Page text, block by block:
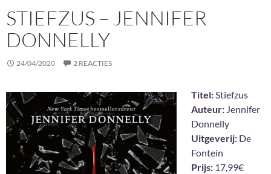
STIEFZUS – JENNIFER
DONNELLY
24/04/2020 2 REACTIES
Titel:Stiefzus
Auteur: Jennifer
Donnelly
Uitgeverij: De
Fontein
Prijs: 17,99€